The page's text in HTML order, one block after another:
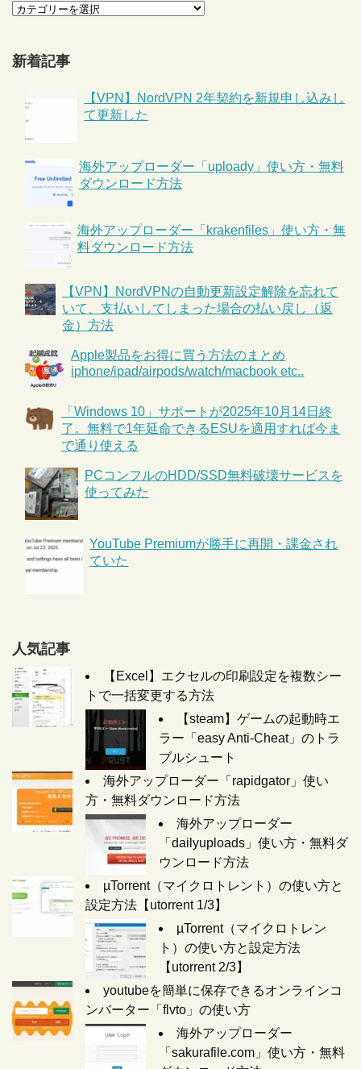
新着記事
【VPN】NordVPN 2年契約を新規申し込みし
て更新した
海外アップローダー「uploady」使い方・無料
ダウンロード方法
海外アップローダー「krakenfiles」使い方・無
料ダウンロード方法
【VPN】NordVPNの自動更新設定解除を忘れて
いて、支払いしてしまった場合の払い戻し（返
金）方法
Apple製品をお得に買う方法のまとめ
iphone/ipad/airpods/watch/macbook etc..
「Windows 10」サポートが2025年10月14日終
了。無料で1年延命できるESUを適用すれば今ま
で通り使える
PCコンフルのHDD/SSD無料破壊サービスを
使ってみた
YouTube Premiumが勝手に再開・課金され
ていた
人気記事
【Excel】エクセルの印刷設定を複数シー
トで一括変更する方法
【steam】ゲームの起動時エ
ラー「easy Anti-Cheat」のトラ
ブルシュート
海外アップローダー「rapidgator」使い
方・無料ダウンロード方法
海外アップローダー
「dailyuploads」使い方・無料ダ
ウンロード方法
µTorrent（マイクロトレント）の使い方と
設定方法【utorrent 1/3】
µTorrent（マイクロトレン
ト）の使い方と設定方法
【utorrent 2/3】
youtubeを簡単に保存できるオンラインコ
ンバーター「flvto」の使い方
海外アップローダー
「sakurafile.com」使い方・無料